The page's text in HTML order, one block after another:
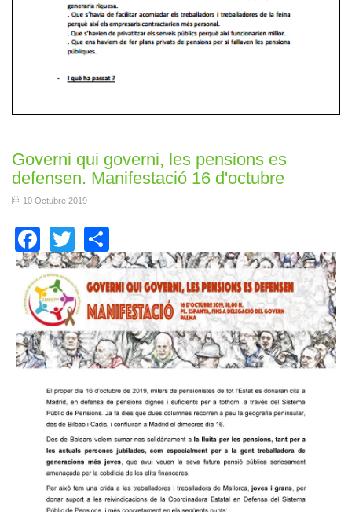
Governi qui governi, les pensions es
defensen. Manifestació 16 d'octubre
10 Octubre 2019
Facebook
Twitter